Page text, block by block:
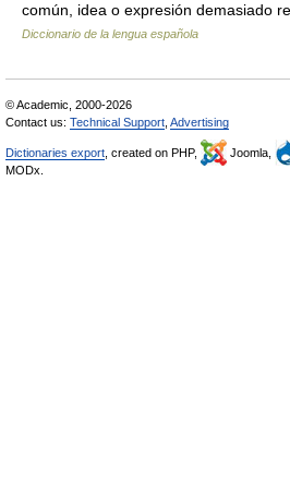
común, idea o expresión demasiado
Diccionario de la lengua española
© Academic, 2000-2026
Contact us: Technical Support Advertising
Dictionaries export , created on PHP, Joomla,
MODx.